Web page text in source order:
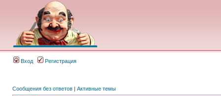
Вход Регистрация
Сообщения без ответов | Активные темы